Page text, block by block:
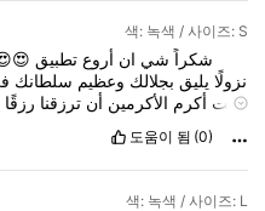
색: 녹색 / 사이즈: S
شكراً شي ان أروع تطبيق
نزولًا يليق بجلالك وعظيم سلطانك
وأنت أكرم الأكرمين أن ترزقنا رزقًا
도움이 됨 (0)
색: 녹색 / 사이즈: L